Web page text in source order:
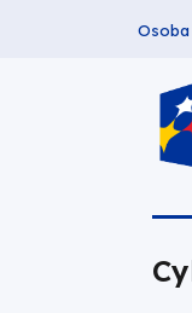
Fundusze
Top